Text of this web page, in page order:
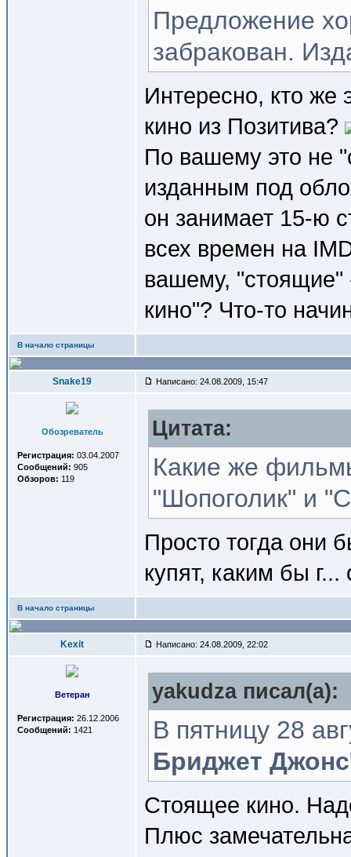
Предложение
забракован.
Интересно, кто же
кино из Позитива?
По вашему это не
изданным под
он занимает 15-ю
всех времен на
вашему, "стоящие"
кино"? Что-то
В начало страницы
Snake19 Написано: 24.08.2009, 15:47
Обозреватель
Регистрация: 03.04.2007
Сообщений: 905
Обзоров: 119
Цитата:
Какие же
"Шопоголик" и
Просто тогда они
купят, каким бы
В начало страницы
Kexit Написано: 24.08.2009, 22:02
Ветеран
Регистрация: 26.12.2006
Сообщений: 1421
yakudza писал(a):
В пятницу 28
Бриджет Джонс
Стоящее кино.
Плюс